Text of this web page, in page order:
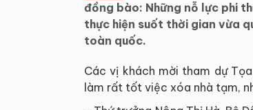
đồng bào: Những nỗ lực phi
thực hiện suốt thời gian vừa
toàn quốc.
Các vị khách mời tham dự
làm rất tốt việc xóa nhà tạm,